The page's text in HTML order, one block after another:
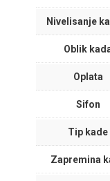
Nivelisanje
Oblik
Oplata
Sifon
Tip kade
Zapremina